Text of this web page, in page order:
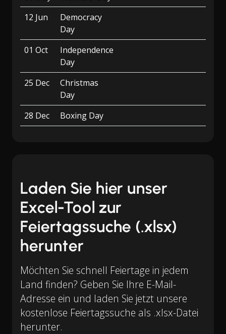
12 Jun
Democracy
Day
01 Oct
Independence
Day
25 Dec
Christmas
Day
28 Dec
Boxing Day
Laden Sie hier unser
Excel-Tool zur
Feiertagssuche (.xlsx)
herunter
Möchten Sie schnell Feiertage in jedem
Land finden? Geben Sie Ihre E-Mail-
Adresse ein und laden Sie jetzt unsere
kostenlose Feiertagssuche als .xlsx-Datei
herunter.